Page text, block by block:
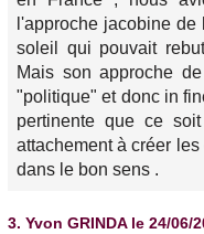
l'approche jacobine
soleil qui pouvait
Mais son approche
"politique" et donc in
pertinente que ce
attachement à créer
dans le bon sens .
3. Yvon GRINDA le 24/06/